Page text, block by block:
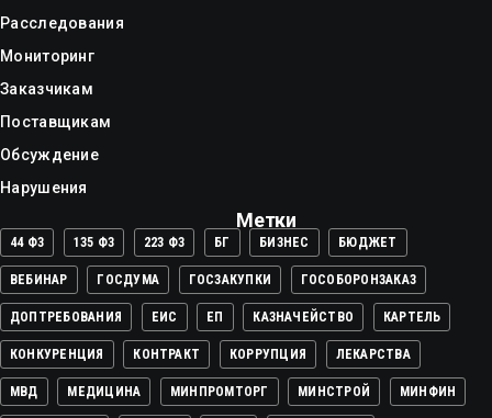
Расследования
Мониторинг
Заказчикам
Поставщикам
Обсуждение
Нарушения
Метки
44 ФЗ 135 ФЗ 223 ФЗ БГ БИЗНЕС БЮДЖЕТ
ВЕБИНАР ГОСДУМА ГОСЗАКУПКИ ГОСОБОРОНЗАКАЗ
ДОПТРЕБОВАНИЯ ЕИС ЕП КАЗНАЧЕЙСТВО КАРТЕЛЬ
КОНКУРЕНЦИЯ КОНТРАКТ КОРРУПЦИЯ ЛЕКАРСТВА
МВД МЕДИЦИНА МИНПРОМТОРГ МИНСТРОЙ МИНФИН